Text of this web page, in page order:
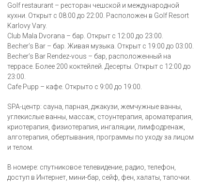
Golf restaurant – ресторан чешской и международной
кухни. Открыт с 08:00 до 22:00. Расположен в Golf Resort
Karlovy Vary.
Club Mala Dvorana – бар. Открыт с 12:00 до 23:00.
Becher’s Bar – бар. Живая музыка. Открыт с 19:00 до 03:00.
Becher’s Bar Rendez-vous – бар, расположенный на
террасе. Более 200 коктейлей. Десерты. Открыт с 12:00 до
23:00.
Cafe Pupp – кафе. Открыто с 9:00 до 19:00.
SPA-центр: сауна, парная, джакузи, жемчужные ванны,
углекислые ванны, массаж, стоунтерапия, ароматерапия,
криотерапия, физиотерапия, ингаляции, лимфодренаж,
алготерапия, обертывания, программы по уходу за лицом
и телом.
В номере: спутниковое телевидение, радио, телефон,
доступ в Интернет, мини-бар, сейф, фен, халаты, тапочки.